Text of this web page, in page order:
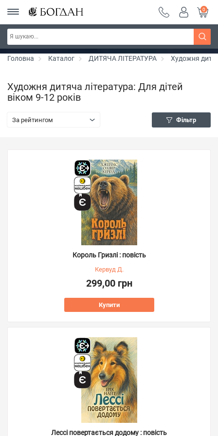
РОЗПРОДАЖ ~ 150 грн ~ 200 грн ~ 250 грн ~
300 грн ~ РОЗПРОДАЖ
Дізнатись більше
0
Головна Каталог ДИТЯЧА ЛІТЕРАТУРА Художня
Художня дитяча література: Для дітей
віком 9-12 років
За рейтингом Фільтр
Король Гризлі : повість
Кервуд Д.
299,00 грн
Купити
Лессі повертається додому : повість